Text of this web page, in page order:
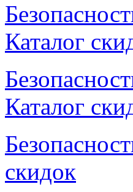
Каталог
Каталог
скидок